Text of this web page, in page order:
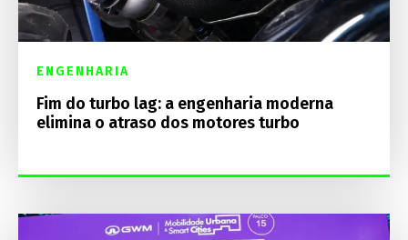
ENGENHARIA
Fim do turbo lag: a engenharia moderna
elimina o atraso dos motores turbo